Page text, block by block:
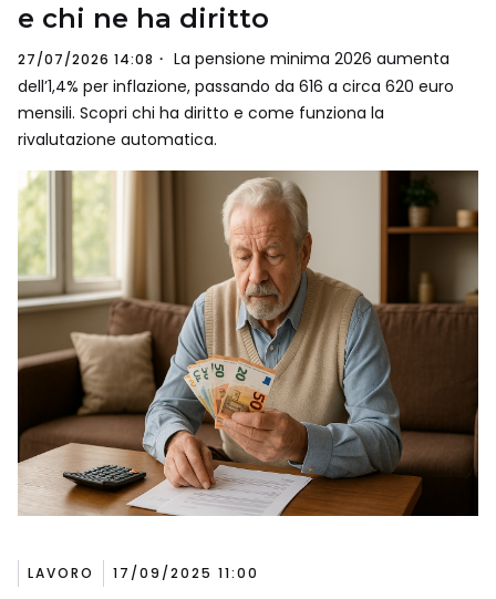
e chi ne ha diritto
27/07/2026 14:08
La pensione minima 2026 aumenta
dell’1,4% per inflazione, passando da 616 a circa 620 euro
mensili. Scopri chi ha diritto e come funziona la
rivalutazione automatica.
LAVORO 17/09/2025 11:00